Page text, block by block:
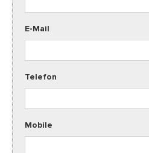
E-Mail
Telefon
Mobile